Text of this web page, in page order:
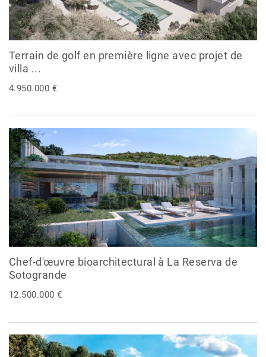
Terrain de golf en première ligne avec projet de
villa ...
4.950.000 €
Chef-d'œuvre bioarchitectural à La Reserva de
Sotogrande
12.500.000 €